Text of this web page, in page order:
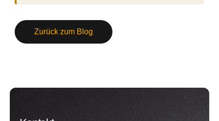
Zurück zum Blog